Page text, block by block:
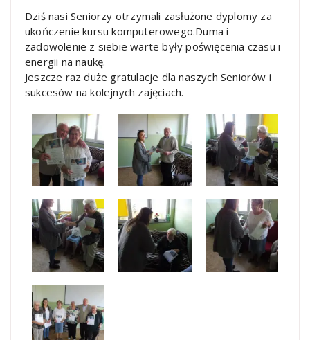
Dziś nasi Seniorzy otrzymali zasłużone dyplomy za
ukończenie kursu komputerowego.Duma i
zadowolenie z siebie warte były poświęcenia czasu i
energii na naukę.
Jeszcze raz duże gratulacje dla naszych Seniorów i
sukcesów na kolejnych zajęciach.